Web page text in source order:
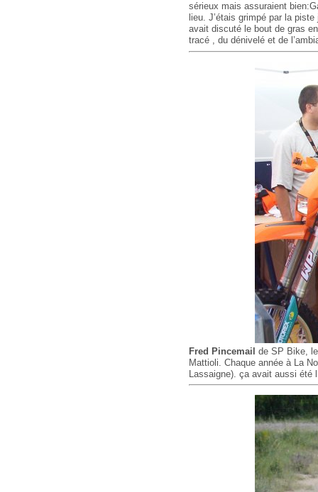
sérieux mais assuraient
lieu. J’étais grimpé par la
avait discuté le bout de gras
tracé , du dénivelé et de
Fred Pincemail de SP Bike,
Mattioli. Chaque année à La
Lassaigne). ça avait aussi été